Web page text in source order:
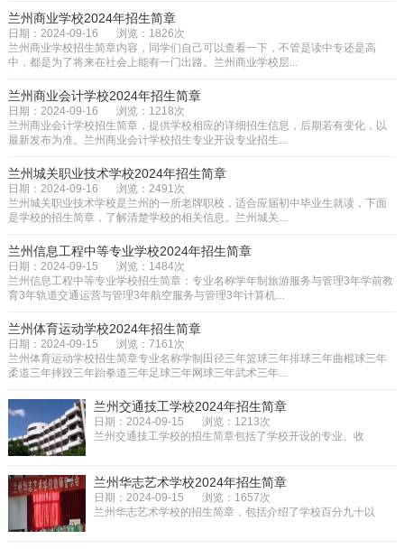
兰州商业学校2024年招生简章
日期：2024-09-16
浏览：1826次
兰州商业学校招生简章内容，同学们自己可以查看一下，不管是读中专还是高
中，都是为了将来在社会上能有一门出路。兰州商业学校层...
兰州商业会计学校2024年招生简章
日期：2024-09-16
浏览：1218次
兰州商业会计学校招生简章，提供学校相应的详细招生信息，后期若有变化，以
最新发布为准。兰州商业会计学校招生专业开设专业招生...
兰州城关职业技术学校2024年招生简章
日期：2024-09-16
浏览：2491次
兰州城关职业技术学校是兰州的一所老牌职校，适合应届初中毕业生就读，下面
是学校的招生简章，了解清楚学校的相关信息。兰州城关...
兰州信息工程中等专业学校2024年招生简章
日期：2024-09-15
浏览：1484次
兰州信息工程中等专业学校招生简章：专业名称学年制旅游服务与管理3年学前教
育3年轨道交通运营与管理3年航空服务与管理3年计算机...
兰州体育运动学校2024年招生简章
日期：2024-09-15
浏览：7161次
兰州体育运动学校招生简章专业名称学制田径三年篮球三年排球三年曲棍球三年
柔道三年摔跤三年跆拳道三年足球三年网球三年武术三年...
兰州交通技工学校2024年招生简章
日期：2024-09-15
浏览：1213次
兰州交通技工学校的招生简章包括了学校开设的专业、收
兰州华志艺术学校2024年招生简章
日期：2024-09-15
浏览：1657次
兰州华志艺术学校的招生简章，包括介绍了学校百分九十以